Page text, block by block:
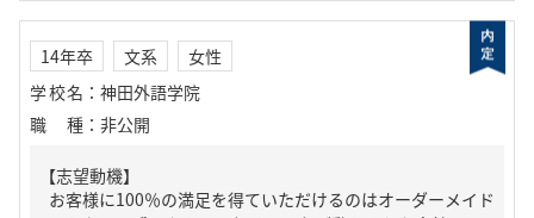
14年卒 文系
女性
学校名 ： 神田外語学院
職種 ： 非公開
【志望動機】
お客様に100％の満足を得ていただけるのはオーダーメイド